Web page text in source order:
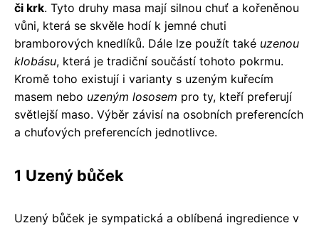
či krk. Tyto druhy masa mají silnou chuť a kořeněnou
vůni, která se skvěle hodí k jemné chuti
bramborových knedlíků. Dále lze použít také uzenou
klobásu, která je tradiční součástí tohoto pokrmu.
Kromě toho existují i varianty s uzeným kuřecím
masem nebo uzeným lososem pro ty, kteří preferují
světlejší maso. Výběr závisí na osobních preferencích
a chuťových preferencích jednotlivce.
1 Uzený bůček
Uzený bůček je sympatická a oblíbená ingredience v